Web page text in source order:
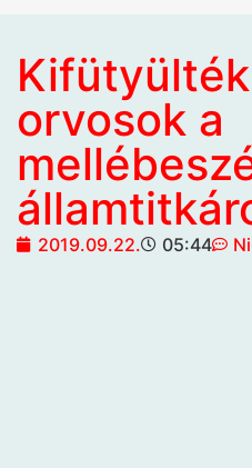
orvosok a
2019.09.22. 05:44